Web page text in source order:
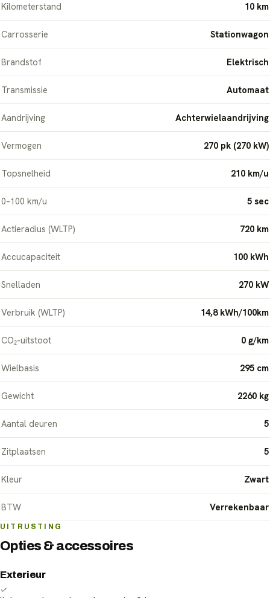
Kilometerstand 10 km
Carrosserie Stationwagon
Brandstof Elektrisch
Transmissie Automaat
Aandrijving Achterwielaandrijving
Vermogen 270 pk (270 kW)
Topsnelheid 210 km/u
0–100 km/u 5 sec
Actieradius (WLTP) 720 km
Accucapaciteit 100 kWh
Snelladen 270 kW
Verbruik (WLTP) 14,8 kWh/100km
CO₂-uitstoot 0 g/km
Wielbasis 295 cm
Gewicht 2260 kg
Aantal deuren 5
Zitplaatsen 5
Kleur Zwart
BTW Verrekenbaar
UITRUSTING
Opties & accessoires
Exterieur